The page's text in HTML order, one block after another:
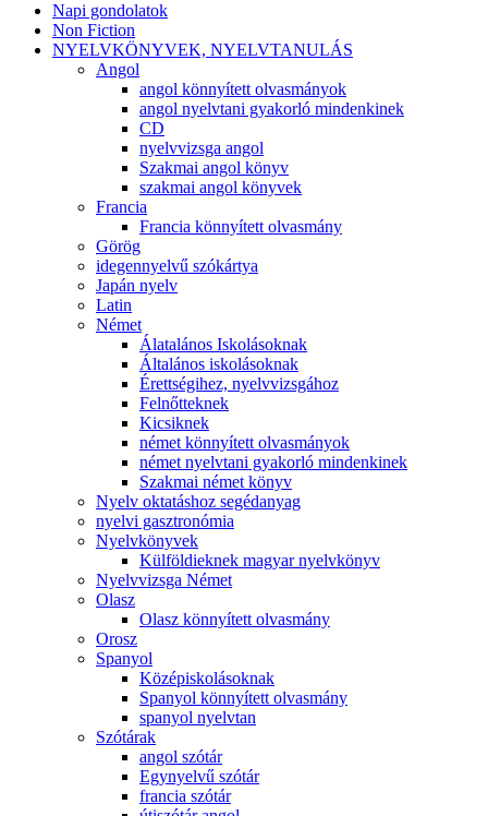
Napi gondolatok
Non Fiction
NYELVKÖNYVEK, NYELVTANULÁS
Angol
angol könnyített olvasmányok
angol nyelvtani gyakorló mindenkinek
CD
nyelvvizsga angol
Szakmai angol könyv
szakmai angol könyvek
Francia
Francia könnyített olvasmány
Görög
idegennyelvű szókártya
Japán nyelv
Latin
Német
Álatalános Iskolásoknak
Általános iskolásoknak
Érettségihez, nyelvvizsgához
Felnőtteknek
Kicsiknek
német könnyített olvasmányok
német nyelvtani gyakorló mindenkinek
Szakmai német könyv
Nyelv oktatáshoz segédanyag
nyelvi gasztronómia
Nyelvkönyvek
Külföldieknek magyar nyelvkönyv
Nyelvvizsga Német
Olasz
Olasz könnyített olvasmány
Orosz
Spanyol
Középiskolásoknak
Spanyol könnyített olvasmány
spanyol nyelvtan
Szótárak
angol szótár
Egynyelvű szótár
francia szótár